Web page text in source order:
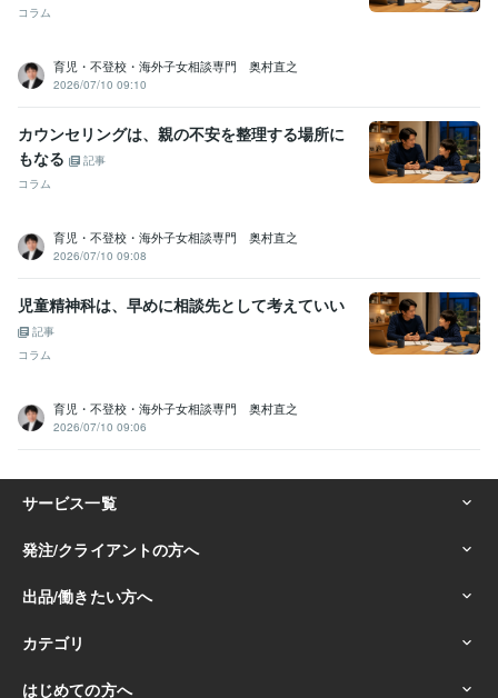
高等学校教諭免許 取得年 : 2000年
公認心理師 取得年 : 2020年
上級心理カウンセラー
産業カウンセラー
メンタル心理カウンセラー 取得年 : 2000年
オンライン心理カウンセラー
夫婦カウンセラー 取得年 : 2000年
心理カウンセリングスペシャリスト 取得年 : 2000年
家族療法カウンセラー 取得年 : 1994年
チャイルドカウンセラー
キャリアカウンセラー
その他ツール
小学校教師・中学校教師・特別支援学級教師:30年
認定カウンセラー（日本カウンセリング学会認定）:25年
小学校教師・中学校教師・特別支援学級教師:30年
解決思考アプローチ・認知行動療法:30年
24時間寄り添い教師相談センター所長:10年
解決思考アプローチ・認知行動療法:25年
得意分野
特別支援教育・発達障害の相談
コラム
育児・不登校・海外子女相談専門 奥村直之
2026/07/10 09:10
カウンセリングは、親の不安を整理する場所に
もなる
記事
コラム
育児・不登校・海外子女相談専門 奥村直之
2026/07/10 09:08
児童精神科は、早めに相談先として考えていい
記事
コラム
育児・不登校・海外子女相談専門 奥村直之
2026/07/10 09:06